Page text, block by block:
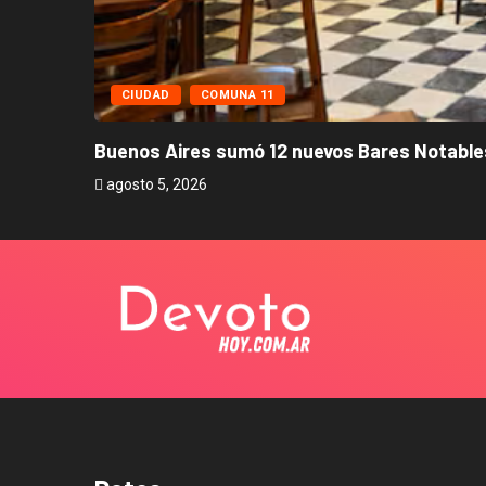
CIUDAD COMUNA 11
Buenos Aires sumó 12 nuevos Bares
agosto 5, 2026